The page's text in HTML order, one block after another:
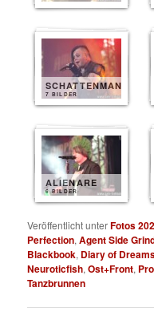
SCHATTENMANN
7 BILDER
ALIENARE
6 BILDER
Veröffentlicht unterFotos
Perfection,Agent Side
Blackbook, Diary of
Neuroticfish,Ost+Front,
Tanzbrunnen